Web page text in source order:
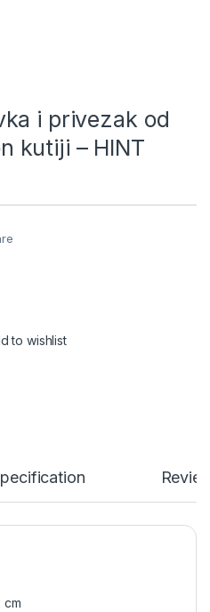
i privezak od
kutiji – HINT
to wishlist
cm